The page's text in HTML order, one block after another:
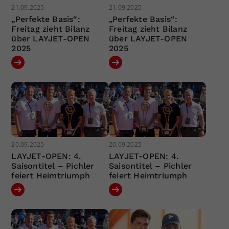
21.09.2025
„Perfekte Basis“:
Freitag zieht Bilanz
über LAYJET-OPEN
2025
21.09.2025
„Perfekte Basis“:
Freitag zieht Bilanz
über LAYJET-OPEN
2025
20.09.2025
LAYJET-OPEN: 4.
Saisontitel – Pichler
feiert Heimtriumph
20.09.2025
LAYJET-OPEN: 4.
Saisontitel – Pichler
feiert Heimtriumph